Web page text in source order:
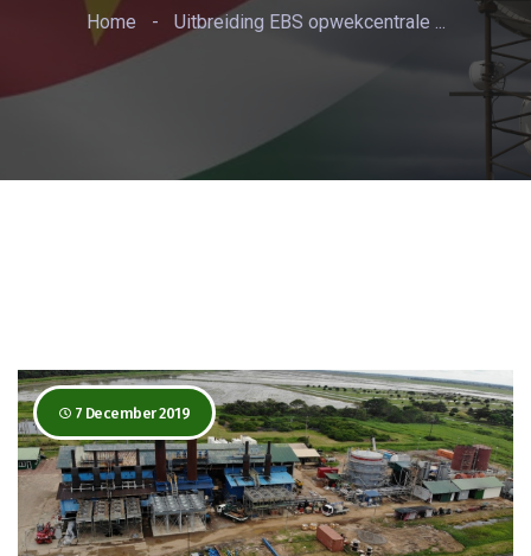
Home - Uitbreiding EBS opwekcentrale ...
7 December 2019